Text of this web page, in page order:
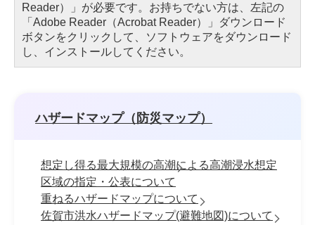
Reader）」が必要です。お持ちでない方は、左記の
「Adobe Reader（Acrobat Reader）」ダウンロード
ボタンをクリックして、ソフトウェアをダウンロード
し、インストールしてください。
ハザードマップ（防災マップ）
想定し得る最大規模の高潮による高潮浸水想定
区域の指定・公表について
重ねるハザードマップについて
佐賀市洪水ハザードマップ(避難地図)について